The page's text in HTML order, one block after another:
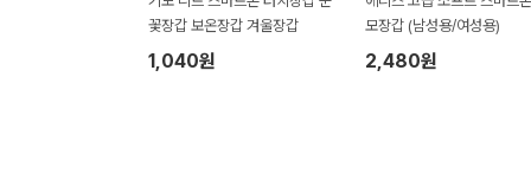
꽃장갑 보온장갑 겨울장갑
1,040원
모장갑 (남성용/여성용)
2,480원